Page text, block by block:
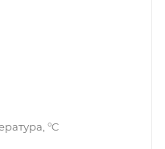
°C